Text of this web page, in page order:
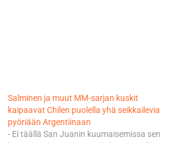
Salminen ja muut MM-sarjan kuskit
kaipaavat Chilen puolella yhä seikkailevia
pyöriään Argentiinaan
- Ei täällä San Juanin kuumaisemissa sen